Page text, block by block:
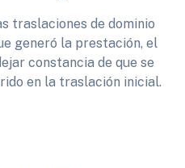
traslaciones de dominio
generó la prestación, el
constancia de que se
en la traslación inicial.